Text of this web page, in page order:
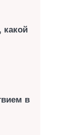
какой
в